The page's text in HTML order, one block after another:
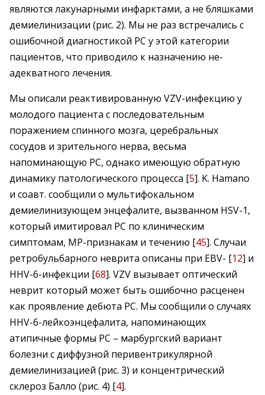
являются лакунарными инфарктами, а не бляшками
демиелинизации (рис. 2). Мы не раз встречались с
ошибочной диагностикой РС у этой категории
пациентов, что приводило к назначению не­
адекватного лечения.
Мы описали реактивированную VZV-инфекцию у
молодого пациента с последовательным
поражением спинного мозга, церебральных
сосудов и зрительного нерва, весьма
напоминающую РС, однако имеющую обратную
динамику патологического процесса [5]. K. Hamano
и соавт. сообщили о мультифокальном
демиелинизующем энцефалите, вызванном HSV-1,
который имитировал РС по клиническим
симптомам, МР-признакам и течению [45]. Случаи
ретробульбарного неврита описаны при EBV- [12] и
HHV-6-инфекции [68]. VZV вызывает оптический
неврит который может быть ошибочно расценен
как проявление дебюта РС. Мы сообщили о случаях
HHV-6-лейкоэнцефалита, напоминающих
атипичные формы РС – марбургский вариант
болезни с диффузной перивентрикулярной
демиелинизацией (рис. 3) и концентрический
склероз Балло (рис. 4) [4].